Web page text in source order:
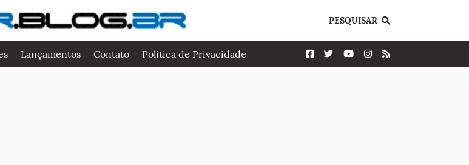
PESQUISAR
Lançamentos Contato Politica de Privacidade